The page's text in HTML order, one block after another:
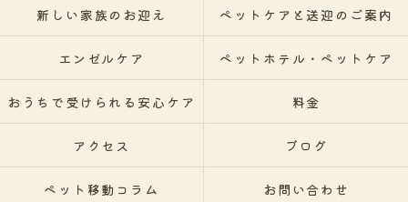
新しい家族のお迎え ペットケアと送迎のご案内
エンゼルケア ペットホテル・ペットケア
おうちで受けられる安心ケア 料金
アクセス ブログ
ペット移動コラム お問い合わせ